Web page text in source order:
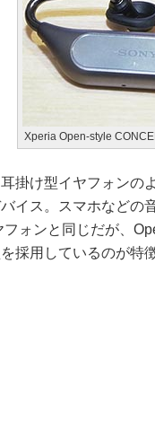
Xperia Open-style
掛け型イヤフォンの
イス。スマホなどの
フォンと同じだが、
採用しているのが特徴